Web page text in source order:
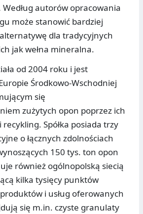
Według autorów opracowania
może stanowić bardziej
dla tradycyjnych
jak wełna mineralna.
od 2004 roku i jest
Środkowo-Wschodniej
się
zużytych opon poprzez ich
Spółka posiada trzy
o łącznych zdolnościach
150 tys. ton opon
również ogólnopolską siecią
kilka tysięcy punktów
i usług oferowanych
się m.in. czyste granulaty